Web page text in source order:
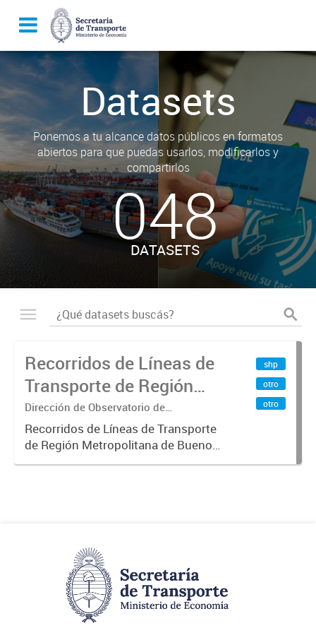
Datasets
Ponemos a tu alcance datos públicos en formatos
abiertos para que puedas usarlos, modificarlos y
compartirlos
048
DATASETS
Recorridos de Líneas de
Transporte de Región
Metropolitana de
Buenos Aires (RMBA)
Dirección de Observatorio de
Transporte, Estudio y Sistemas
Recorridos de Líneas de Transporte
de Región Metropolitana de Buenos
Aires (RMBA).-
shp
otro
otro